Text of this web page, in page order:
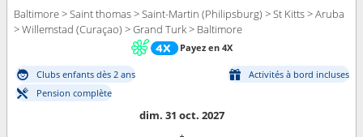
Baltimore > Saint thomas > Saint-Martin (Philipsburg) > St Kitts > Aruba
> Willemstad (Curaçao) > Grand Turk > Baltimore
Payez en 4X
Clubs enfants dès 2 ans
Activités à bord incluses
Pension complète
dim. 31 oct. 2027